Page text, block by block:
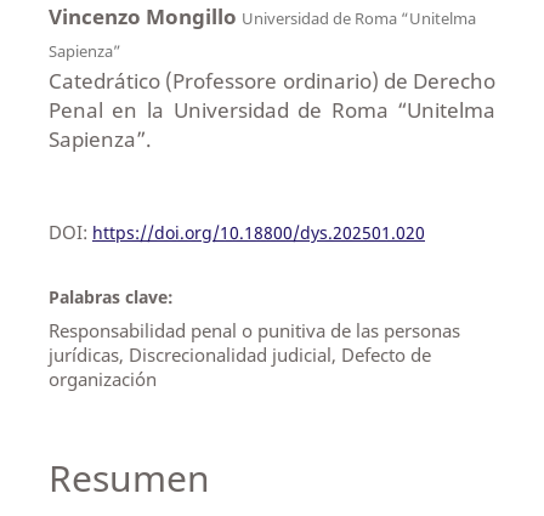
Vincenzo Mongillo Universidad de Roma “Unitelma
Sapienza”
Catedrático (Professore ordinario) de Derecho
Penal en la Universidad de Roma “Unitelma
Sapienza”.
DOI: https://doi.org/10.18800/dys.202501.020
Palabras clave:
Responsabilidad penal o punitiva de las personas
jurídicas, Discrecionalidad judicial, Defecto de
organización
Resumen